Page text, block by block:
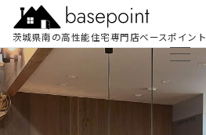
茨城県南の高性能住宅専門店ベースポイント